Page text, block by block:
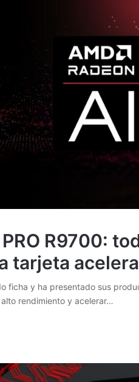
R9700:
tarjeta
ficha y ha presentado sus
rendimiento y acelerar…